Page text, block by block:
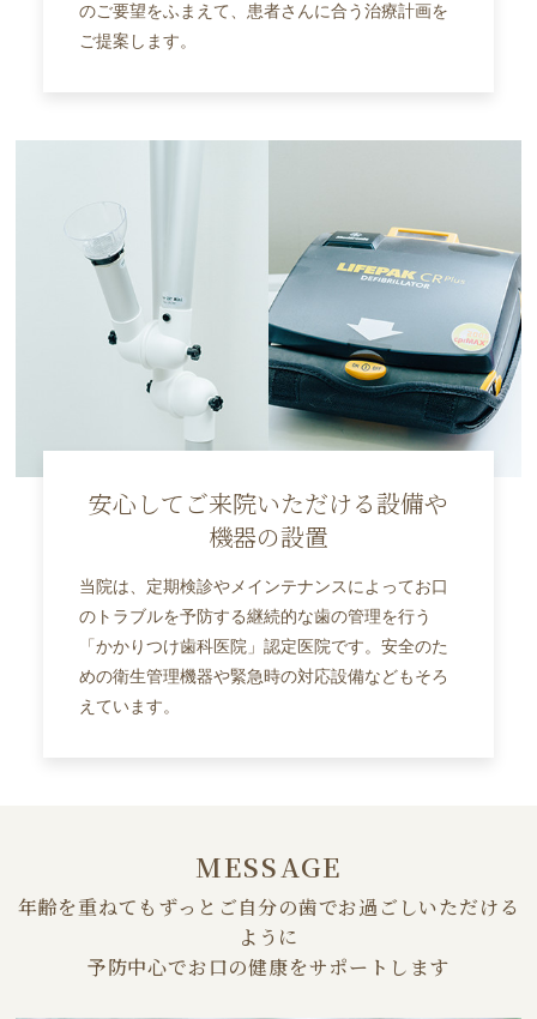
のご要望をふまえて、患者さんに合う治療計画を
ご提案します。
安心してご来院いただける設備や
機器の設置
当院は、定期検診やメインテナンスによってお口
のトラブルを予防する継続的な歯の管理を行う
「かかりつけ歯科医院」認定医院です。安全のた
めの衛生管理機器や緊急時の対応設備などもそろ
えています。
MESSAGE
年齢を重ねてもずっとご自分の歯でお過ごしいただける
ように
予防中心でお口の健康をサポートします